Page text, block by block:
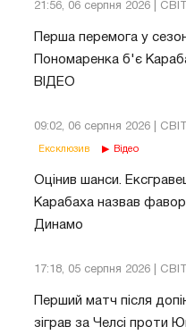
21:56, 06 серпня 2026 |
Перша перемога у
Пономаренка б'є
ВІДЕО
09:02, 06 серпня 2026 |
Ексклюзив Відео
Оцінив шанси.
Карабаха назвав
Динамо
17:18, 05 серпня 2026 |
Перший матч після
зіграв за Челсі проти